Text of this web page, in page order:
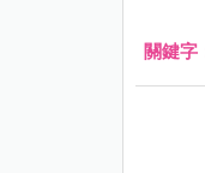
關鍵字